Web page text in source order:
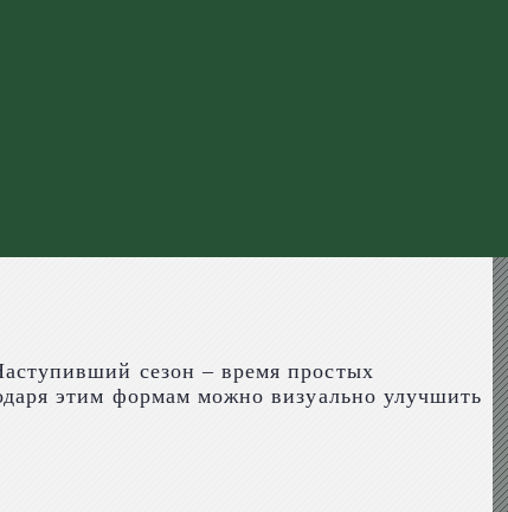
сезон – время простых
этим формам можно визуально улучшить